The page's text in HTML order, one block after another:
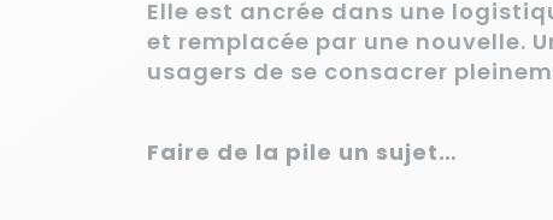
Elle est ancrée dans une
et remplacée par une nouvelle.
usagers de se consacrer
Faire de la pile un sujet…